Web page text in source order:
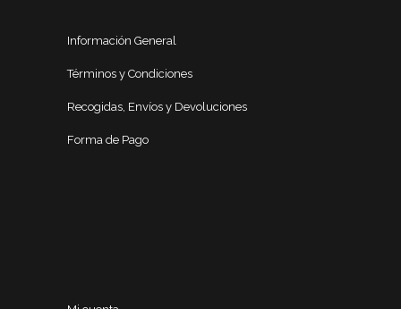
Información General
Términos y Condiciones
Recogidas, Envíos y Devoluciones
Forma de Pago